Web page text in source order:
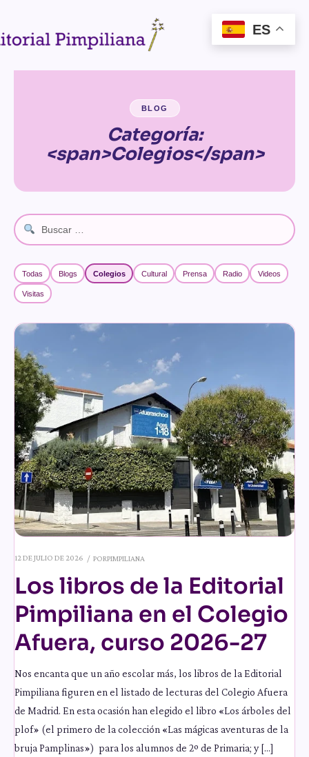
BLOG
Categoría:
<span>Colegios</span>
Todas Blogs Colegios Cultural Prensa Radio Videos
Visitas
12 DE JULIO DE 2026 PORPIMPILIANA
Los libros de la Editorial
Pimpiliana en el Colegio
Afuera, curso 2026-27
Nos encanta que un año escolar más, los libros de la Editorial
Pimpiliana figuren en el listado de lecturas del Colegio Afuera
de Madrid. En esta ocasión han elegido el libro «Los árboles del
plof» (el primero de la colección «Las mágicas aventuras de la
bruja Pamplinas») para los alumnos de 2º de Primaria; y […]
ES